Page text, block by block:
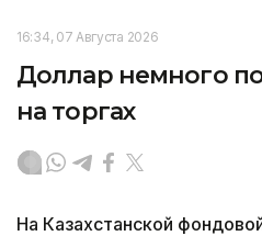
16:34, 07 Августа 2026
Доллар немного
на торгах
На Казахстанской